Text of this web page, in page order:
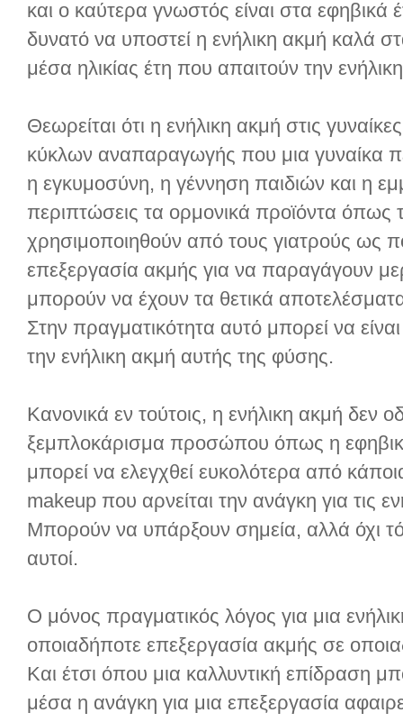
και ο καύτερα γνωστός είναι στα εφηβικά
δυνατό να υποστεί η ενήλικη ακμή καλά
μέσα ηλικίας έτη που απαιτούν την
Θεωρείται ότι η ενήλικη ακμή στις
κύκλων αναπαραγωγής που μια γυναίκα
η εγκυμοσύνη, η γέννηση παιδιών και η
περιπτώσεις τα ορμονικά προϊόντα όπως
χρησιμοποιηθούν από τους γιατρούς ως
επεξεργασία ακμής για να παραγάγουν
μπορούν να έχουν τα θετικά
Στην πραγματικότητα αυτό μπορεί να
την ενήλικη ακμή αυτής της φύσης.
Κανονικά εν τούτοις, η ενήλικη ακμή δεν
ξεμπλοκάρισμα προσώπου όπως η
μπορεί να ελεγχθεί ευκολότερα από
makeup που αρνείται την ανάγκη για τις
Μπορούν να υπάρξουν σημεία, αλλά όχι
αυτοί.
Ο μόνος πραγματικός λόγος για μια
οποιαδήποτε επεξεργασία ακμής σε
Και έτσι όπου μια καλλυντική επίδραση
μέσα η ανάγκη για μια επεξεργασία